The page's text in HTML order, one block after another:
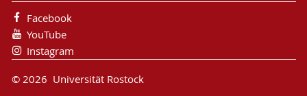
Facebook
YouTube
Instagram
© 2026 Universität Rostock